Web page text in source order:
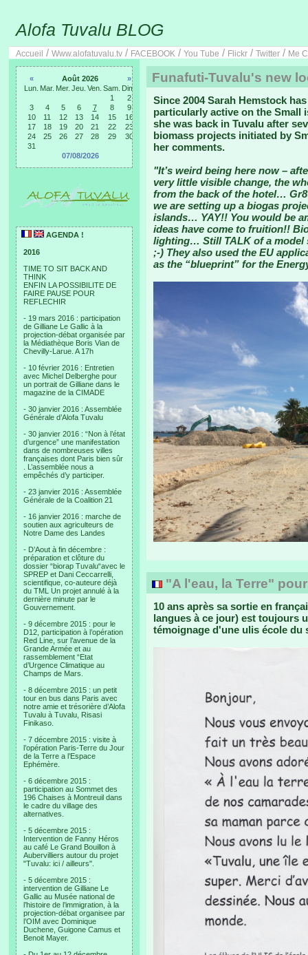
Alofa Tuvalu BLOG
Accueil / Www.alofatuvalu.tv / FACEBOOK / You Tube / Flickr / Twitter / Me
« Août 2026
»
Lun. Mar. Mer. Jeu. Ven. Sam. Dim.
1
2
3
4 5 6 7 8
9
10
11 12 13 14 15
16
17
18 19 20 21 22
23
24
25 26 27 28 29
30
31
07/08/2026
AGENDA !
2016
TIME TO SIT BACK AND
THINK
ENFIN LA POSSIBILITE DE
FAIRE PAUSE POUR
REFLECHIR
- 19 mars 2016 : participation
de Gilliane Le Gallic à la
projection-débat organisée par
la Médiathèque Boris Vian de
Chevilly-Larue. A 17h
- 10 février 2016 : Entretien
avec Michel Delberghe pour
un portrait de Gilliane dans le
magazine de la CIMADE
- 30 janvier 2016 : Assemblée
Générale d’Alofa Tuvalu
- 30 janvier 2016 : “Non à l’état
d’urgence” une manifestation
dans de nombreuses villes
françaises dont Paris bien sûr
. L’assemblée nous a
empêchés d’y participer.
- 23 janvier 2016 : Assemblée
Générale de la Coalition 21
- 16 janvier 2016 : marche de
soutien aux agriculteurs de
Notre Dame des Landes
- D’Aout à fin décembre :
préparation et clôture du
dossier “biorap Tuvalu“avec le
SPREP et Dani Ceccarrelli,
scientifique, co-auteure déjà
du TML Un projet annulé à la
dernière minute par le
Gouvernement.
- 9 décembre 2015 : pour le
D12, participation à l’opération
Red Line, sur l’avenue de la
Grande Armée et au
rassemblement “Etat
d’Urgence Climatique au
Champs de Mars.
- 8 décembre 2015 : un petit
tour en bus dans Paris avec
notre amie et trésorière d’Alofa
Tuvalu à Tuvalu, Risasi
Finikaso.
- 7 décembre 2015 : visite à
l’opération Paris-Terre du Jour
de la Terre a l’Espace
Ephémère.
- 6 décembre 2015 :
participation au Sommet des
196 Chaises à Montreuil dans
le cadre du village des
alternatives.
- 5 décembre 2015 :
Intervention de Fanny Héros
au café Le Grand Bouillon à
Aubervilliers autour du projet
"Tuvalu: ici / ailleurs".
- 5 décembre 2015 :
intervention de Gilliane Le
Gallic au Musée national de
l’histoire de l’immigration, à la
projection-débat organisee par
l’OIM avec Dominique
Duchene, Guigone Camus et
Benoit Mayer.
Funafuti-Tuvalu's new
Since 2004 Sarah Hemstock
particularly active on the Small
she was back in Tuvalu after
biomass projects initiated by
her comments.
"It’s weird being here now –
very little visible change, the
from the back of the hotel…
we are setting up a biogas
islands… YAY!! You would be
ideas have come to fruition!!
lighting… Still TALK of a model
;-) They also used the EU
as the “blueprint” for the
"A l'eau, la Terre"
10 ans après sa sortie en
langues à ce jour) est toujours
témoignage d'une ulis école du